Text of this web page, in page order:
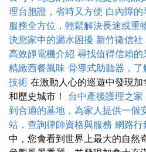
理台胞證，省時又方便 白內障
服務全方位，輕鬆解決長途或重
決您家中的漏水困擾 新竹徵信
高效靜電機介紹 尋找值得信賴的
精緻西餐風味 骨導式助聽器，
技術 在激動人心的巡遊中發現
和歷史城市！ 台中產後護理之
到合適的墓地，為家人提供一個
站，查詢律師資格與服務 網路行
中，您會看到世界上最大的自然